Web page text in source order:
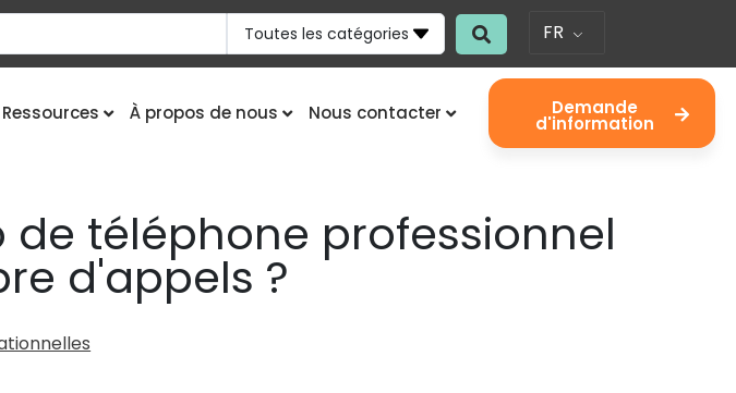
Toutes les catégories FR
Ressources À propos de nous Nous contacter Demande
d'information
téléphone professionnel
d'appels ?